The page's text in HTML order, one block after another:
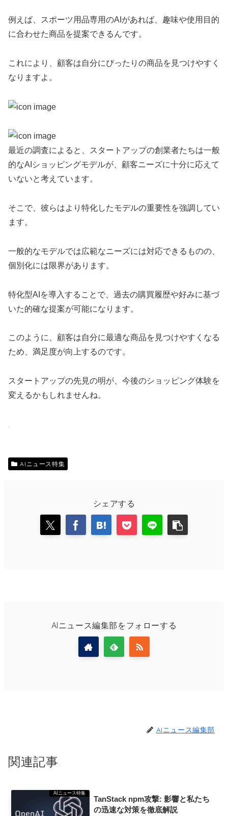
例えば、スポーツ用品専用のAIがあれば、趣味や使用目的
に合わせた商品を提案できるんです。
これにより、顧客は自分にぴったりの商品を見つけやすく
なりますよ。
最近の調査によると、スタートアップの創業者たちは一般
的なAIショッピングモデルが、顧客ニーズに十分に応えて
いないと考えています。
そこで、彼らはより特化したモデルの重要性を強調してい
ます。
一般的なモデルでは広範なニーズには対応できるものの、
個別化には限界があります。
特化型AIを導入することで、過去の購買履歴や好みに基づ
いた的確な提案が可能になります。
このように、顧客は自分に最適な商品を見つけやすくなる
ため、満足度が向上するのです。
スタートアップの先見の明が、今後のショッピング体験を
変えるかもしれませんね。
AIニュース特集
シェアする
AIニュース編集部をフォローする
AIニュース編集部
関連記事
AIニュース特集
TanStack npm攻撃: 影響と私たち
の迅速な対策を徹底解説